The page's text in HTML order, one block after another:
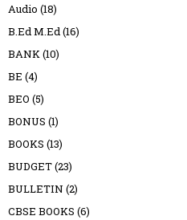
Audio (18)
B.Ed M.Ed(16)
BANK(10)
BE (4)
BEO (5)
BONUS (1)
BOOKS (13)
BUDGET(23)
BULLETIN (2)
CBSE BOOKS (6)